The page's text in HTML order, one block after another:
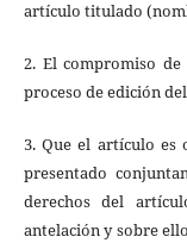
artículo titulado
2. El compromiso
proceso de edición
3. Que el artículo
presentado
derechos del
antelación y sobre